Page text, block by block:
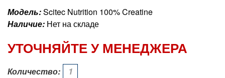
Модель:Scitec Nutrition 100% Creatine
Наличие: Нет на складе
УТОЧНЯЙТЕ У МЕНЕДЖЕРА
Количество: